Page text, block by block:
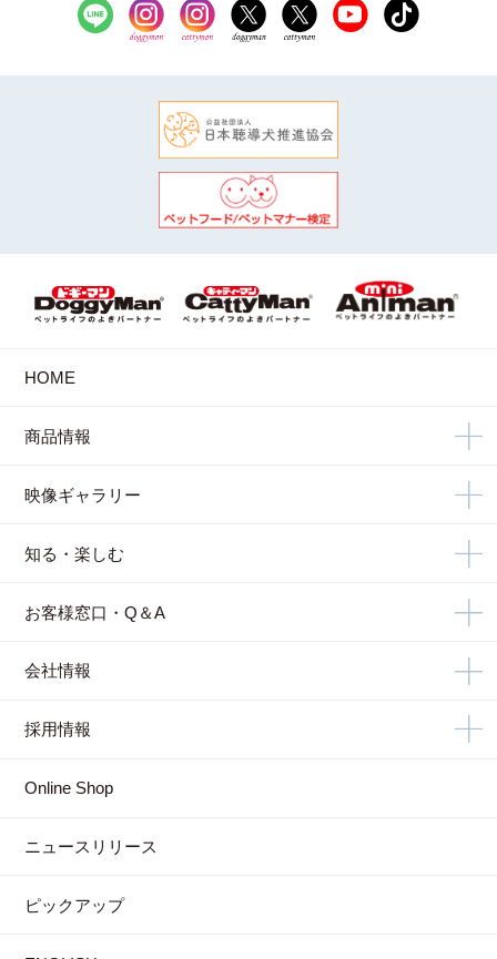
HOME
商品情報
映像ギャラリー
知る・楽しむ
お客様窓口・Q＆A
会社情報
採用情報
Online Shop
ニュースリリース
ピックアップ